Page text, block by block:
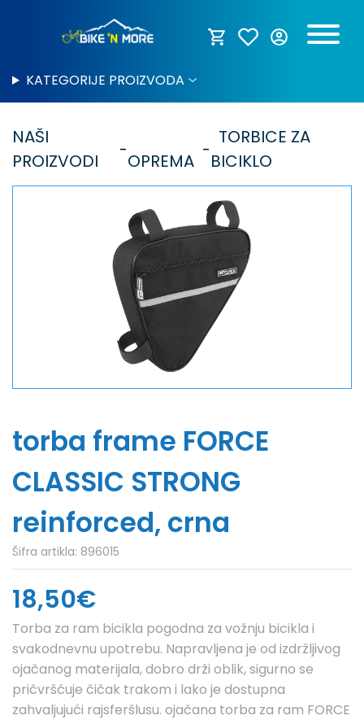
KATEGORIJE PROIZVODA
NAŠI
PROIZVODI
OPREMA
TORBICE ZA
BICIKLO
torba frame FORCE
CLASSIC STRONG
reinforced, crna
Šifra artikla: 896015
18,50€
Torba za ram bicikla pogodna za vožnju bicikla i
svakodnevnu upotrebu. Napravljena je od izdržljivog
ojačanog materijala, dobro drži oblik, sigurno se
pričvršćuje čičak trakom i lako je dostupna
zahvaljujući rajsferšlusu. ojačana torba za ram FORCE